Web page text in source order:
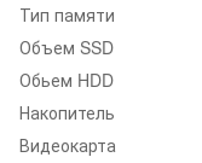
Тип памяти
Объем SSD
Обьем HDD
Накопитель
Видеокарта